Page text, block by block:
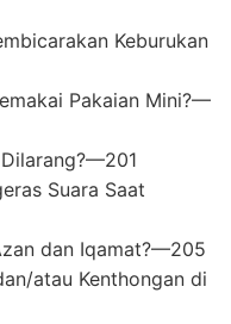
Keburukan
Pakaian Mini?—
Suara Saat
dan Iqamat?—205
atau Kenthongan di